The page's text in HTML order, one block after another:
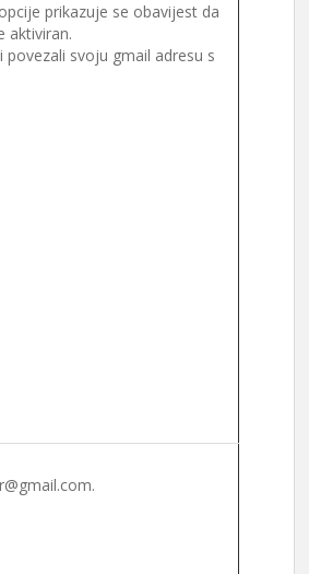
prikazuje se obavijest da
aktiviran.
svoju gmail adresu s